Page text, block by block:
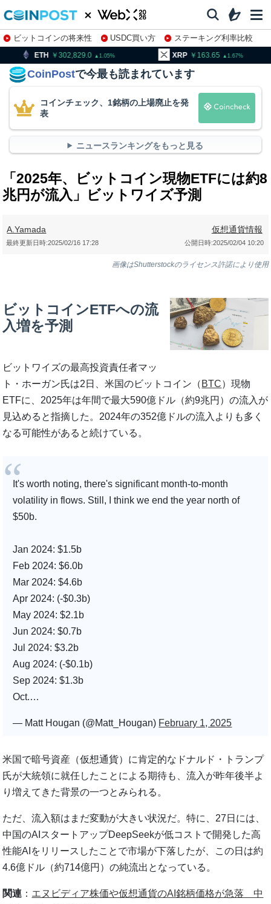
ビットコインの将来性 USDC買い方
ステーキング利率比較
株特集・関連銘柄
1.05 XRP 163.65 1.67 BNB
CoinPostで今最も読まれています
コインチェック、1銘柄の上場廃止を発
表
ニュースランキングをもっと見る
「2025年、ビットコイン現物ETFには約8
兆円が流入」ビットワイズ予測
A.Yamada 仮想通貨情報
公開日時:2025/02/04 10:20
最終更新日時:2025/02/16 17:28
画像はShutterstockのライセンス許諾により使用
ビットコインETFへの流
入増を予測
ビットワイズの最高投資責任者マッ
ト・ホーガン氏は2日、米国のビットコイン（ BTC）現物
ETFに、2025年は年間で最大590億ドル（約9兆円）の流入が
見込めると指摘した。2024年の352億ドルの流入よりも多く
なる可能性があると続けている。
It's worth noting, there's significant month-to-month
volatility in flows. Still, I think we end the year north of
$50b.
Jan 2024: $1.5b
Feb 2024: $6.0b
Mar 2024: $4.6b
Apr 2024: (-$0.3b)
May 2024: $2.1b
Jun 2024: $0.7b
Jul 2024: $3.2b
Aug 2024: (-$0.1b)
Sep 2024: $1.3b
Oct.…
— Matt Hougan (@Matt_Hougan) February 1, 2025
米国で暗号資産（仮想通貨）に肯定的なドナルド・トランプ
氏が大統領に就任したことによる期待も、流入が昨年後半よ
り増えてきた背景の一つとみられる。
ただ、流入額はまだ変動が大きい状況だ。特に、27日には、
中国のAIスタートアップDeepSeekが低コストで開発した高
性能AIをリリースしたことで市場が下落したが、この日は約
4.6億ドル（約714億円）の純流出となっている。
関連 ： エヌビディア株価や仮想通貨のAI銘柄価格が急落 中